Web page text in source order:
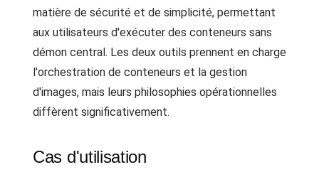
matière de sécurité et de simplicité, permettant
aux utilisateurs d'exécuter des conteneurs sans
démon central. Les deux outils prennent en charge
l'orchestration de conteneurs et la gestion
d'images, mais leurs philosophies opérationnelles
diffèrent significativement.
Cas d'utilisation